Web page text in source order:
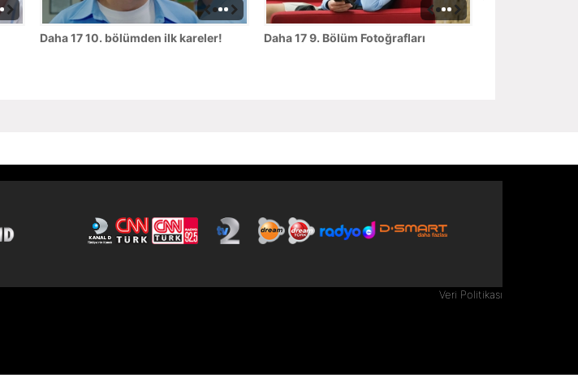
Daha 17 10. bölümden ilk kareler! Daha 17 9. Bölüm Fotoğrafları
Veri Politikası